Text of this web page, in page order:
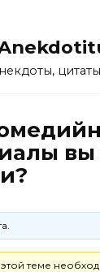
вы
теме